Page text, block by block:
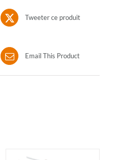
Tweeter ce produit
Email This Product